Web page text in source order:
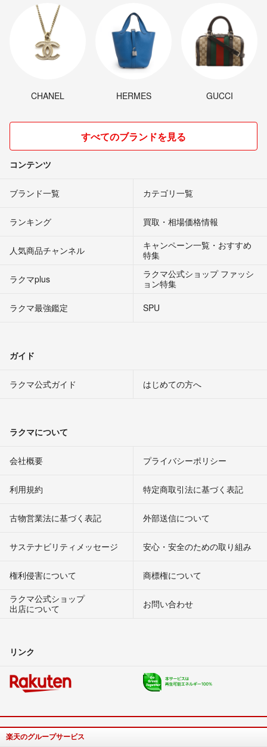
CHANEL HERMES GUCCI
すべてのブランドを見る
コンテンツ
ブランド一覧 カテゴリ一覧
ランキング 買取・相場価格情報
人気商品チャンネル
キャンペーン一覧・おすすめ
特集
ラクマplus
ラクマ公式ショップ ファッシ
ョン特集
ラクマ最強鑑定
SPU
ガイド
ラクマ公式ガイド はじめての方へ
ラクマについて
会社概要 プライバシーポリシー
利用規約 特定商取引法に基づく表記
古物営業法に基づく表記 外部送信について
サステナビリティメッセージ 安心・安全のための取り組み
権利侵害について
商標権について
ラクマ公式ショップ
出店について
お問い合わせ
リンク
楽天のグループサービス